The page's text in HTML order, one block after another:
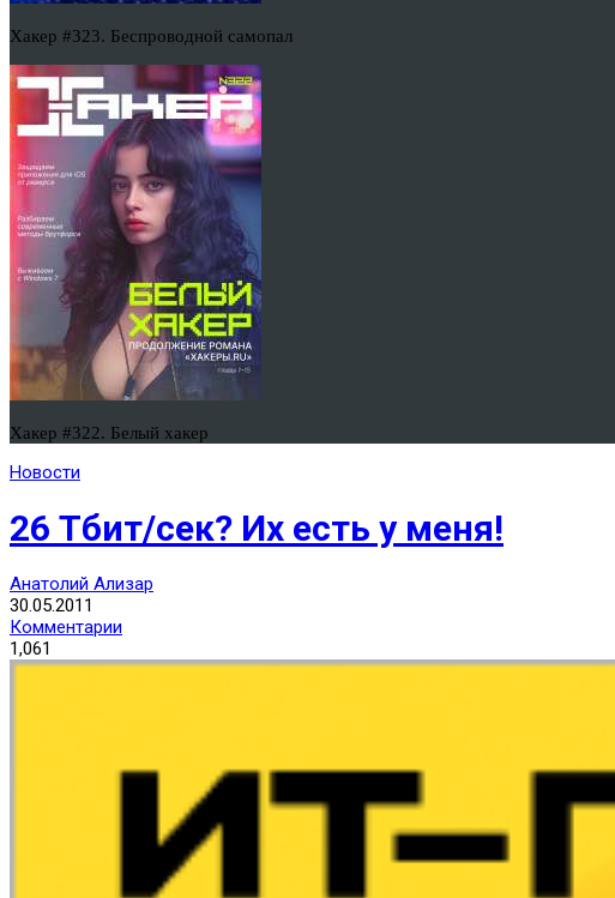
Хакер #323. Беспроводной самопал
Хакер #322. Белый хакер
Новости
26 Тбит/сек? Их есть у меня!
Анатолий Ализар
30.05.2011
Комментарии
1,061